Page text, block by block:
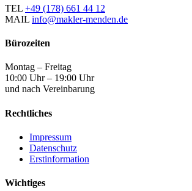
TEL +49 (178) 661 44 12
MAIL info@makler-menden.de
Bürozeiten
Montag – Freitag
10:00 Uhr – 19:00 Uhr
und nach Vereinbarung
Rechtliches
Impressum
Datenschutz
Erstinformation
Wichtiges